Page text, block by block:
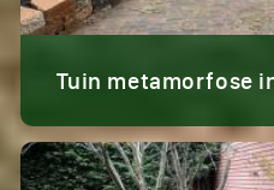
Tuin metamorfose